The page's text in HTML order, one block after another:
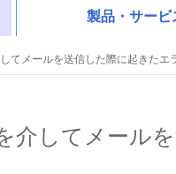
製品・サービ
してメールを送信した際に起きたエ
を介してメール